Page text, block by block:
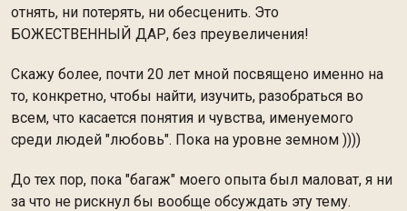
отнять, ни потерять, ни обесценить. Это
БОЖЕСТВЕННЫЙ ДАР, без преувеличения!
Скажу более, почти 20 лет мной посвящено именно на
то, конкретно, чтобы найти, изучить, разобраться во
всем, что касается понятия и чувства, именуемого
среди людей "любовь". Пока на уровне земном ))))
До тех пор, пока "багаж" моего опыта был маловат, я ни
за что не рискнул бы вообще обсуждать эту тему.